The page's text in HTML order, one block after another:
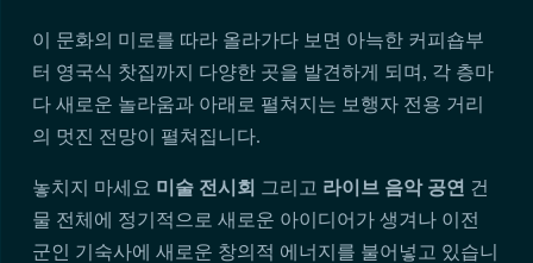
이 문화의 미로를 따라 올라가다 보면 아늑한 커피숍부
터 영국식 찻집까지 다양한 곳을 발견하게 되며, 각 층마
다 새로운 놀라움과 아래로 펼쳐지는 보행자 전용 거리
의 멋진 전망이 펼쳐집니다.
놓치지 마세요 미술 전시회 그리고 라이브 음악 공연 건
물 전체에 정기적으로 새로운 아이디어가 생겨나 이전
군인 기숙사에 새로운 창의적 에너지를 불어넣고 있습니